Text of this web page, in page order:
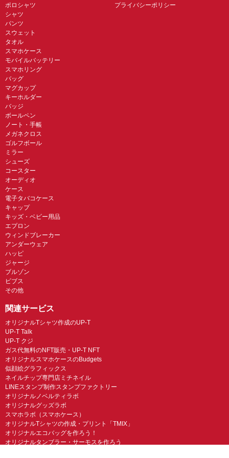
ポロシャツ
シャツ
パンツ
スウェット
タオル
スマホケース
モバイルバッテリー
スマホリング
バッグ
マグカップ
キーホルダー
バッジ
ボールペン
ノート・手帳
メガネクロス
ゴルフボール
ミラー
シューズ
コースター
オーディオ
ケース
電子タバコケース
キャップ
キッズ・ベビー用品
エプロン
ウィンドブレーカー
アンダーウェア
ハッピ
ジャージ
ブルゾン
ビブス
その他
プライバシーポリシー
関連サービス
オリジナルTシャツ作成のUP-T
UP-T Talk
UP-T クジ
ガス代無料のNFT販売・UP-T NFT
オリジナルスマホケースのBudgets
似顔絵グラフィックス
ネイルチップ専門店ミチネイル
LINEスタンプ制作スタンプファクトリー
オリジナルノベルティラボ
オリジナルグッズラボ
スマホラボ（スマホケース）
オリジナルTシャツの作成・プリント「TMIX」
オリジナルエコバッグを作ろう！
オリジナルタンブラー・サーモスを作ろう